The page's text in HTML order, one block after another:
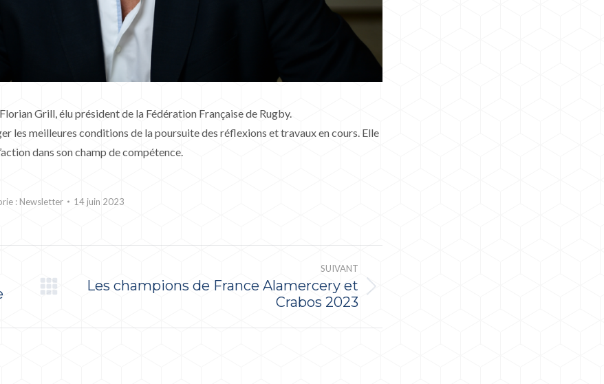
Grill, élu président de la Fédération Française de Rugby.
les meilleures conditions de la poursuite des réflexions et travaux en cours. Elle
dans son champ de compétence.
: Newsletter 14 juin 2023
SUIVANT
Article
Les champions de France Alamercery et
Crabos 2023